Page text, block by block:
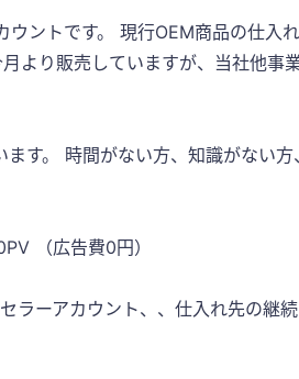
ントです。 現行OEM商品の仕入
より販売していますが、当社他事
す。 時間がない方、知識がない
（広告費0円）
ーアカウント、、仕入れ先の継